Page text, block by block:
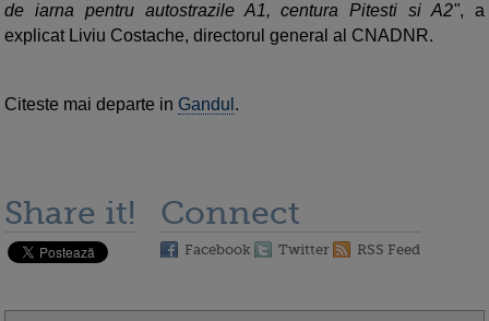
de iarna pentru autostrazile A1, centura Pitesti si A2", a
explicat Liviu Costache, directorul general al CNADNR.
Citeste mai departe in Gandul .
Share it! Connect
Facebook Twitter RSS Feed